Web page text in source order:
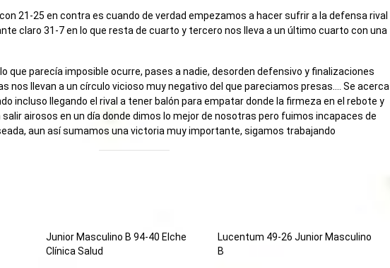
21-25 en contra es cuando de verdad empezamos a hacer sufrir a la defensa rival
claro 31-7 en lo que resta de cuarto y tercero nos lleva a un último cuarto con una
que parecía imposible ocurre, pases a nadie, desorden defensivo y finalizaciones
nos llevan a un círculo vicioso muy negativo del que pareciamos presas…. Se acerca
incluso llegando el rival a tener balón para empatar donde la firmeza en el rebote y
airosos en un día donde dimos lo mejor de nosotras pero fuimos incapaces de
aun así sumamos una victoria muy importante, sigamos trabajando
Junior Masculino B 94-40 Elche
Clínica Salud
Lucentum 49-26 Junior Masculino
B